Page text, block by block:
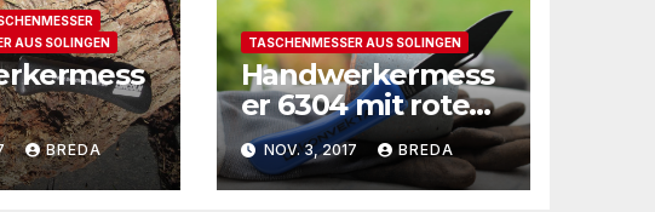
AUS SOLINGEN
BREDA
TASCHENMESSER AUS SOLINGEN
Handwerkermess
er 6304 mit roten
Griffen
NOV. 3, 2017 BREDA